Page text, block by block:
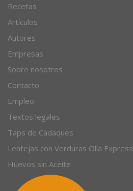
Recetas
Artículos
Autores
Empresas
Sobre nosotros
Contacto
Empleo
Textos legales
Taps de Cadaques
Lentejas con Verduras Olla Express
Huevos sin Aceite